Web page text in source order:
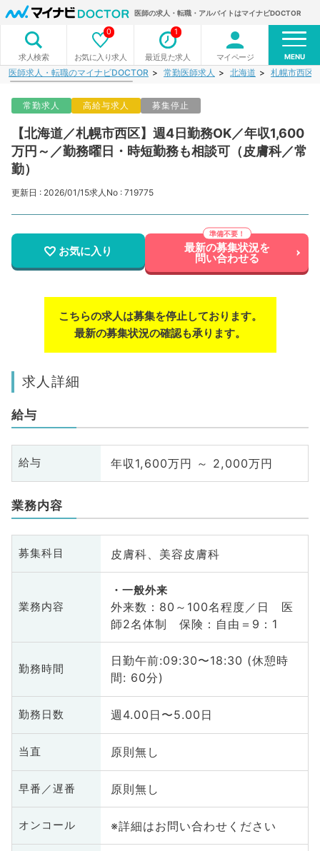
医師の求人・転職・アルバイトはマイナビDOCTOR
求人検索 お気に入り求人
0
最近見た求人
1
マイページ MENU
医師求人・転職のマイナビDOCTOR 常勤医師求人 北海道 札幌市西区
常勤求人 高給与求人 募集停止
【北海道／札幌市西区】週4日勤務OK／年収1,600
万円～／勤務曜日・時短勤務も相談可（皮膚科／常
勤）
更新日 : 2026/01/15求人No : 719775
お気に入り 最新の募集状況を
問い合わせる
こちらの求人は募集を停止しております。
最新の募集状況の確認も承ります。
求人詳細
給与
給与 年収1,600万円 ～ 2,000万円
業務内容
募集科目 皮膚科、美容皮膚科
業務内容
一般外来
外来数：80～100名程度／日 医
師2名体制 保険：自由＝9：1
勤務時間
日勤午前:09:30〜18:30 (休憩時
間: 60分)
勤務日数 週4.00日〜5.00日
当直 原則無し
早番／遅番 原則無し
オンコール ※詳細はお問い合わせください